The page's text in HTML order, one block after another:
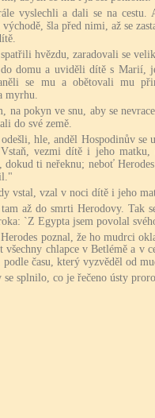
vyslechli a dali se na cestu.
šla před nimi, až se
hvězdu, zaradovali se
domu a uviděli dítě s Marií,
se mu a obětovali mu
myrhu.
na pokyn ve snu, aby se
do své země.
hle, anděl Hospodinův se
vezmi dítě i jeho matku,
dokud ti neřeknu; neboť
vstal, vzal v noci dítě i jeho
až do smrti Herodovy. Tak
`Z Egypta jsem povolal
poznal, že ho mudrci
všechny chlapce v Betlémě a v
podle času, který vyzvěděl od
se splnilo, co je řečeno ústy